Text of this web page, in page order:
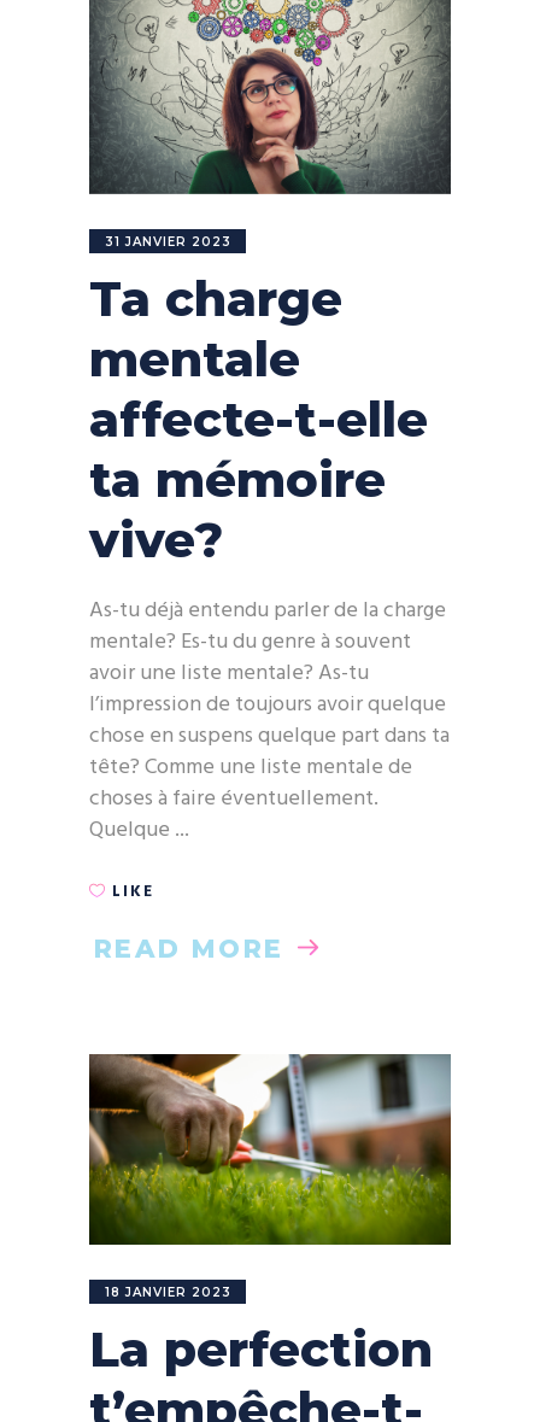
31 JANVIER 2023
Ta charge
mentale
affecte-t-elle
ta mémoire
vive?
As-tu déjà entendu parler de la charge
mentale? Es-tu du genre à souvent
avoir une liste mentale? As-tu
l’impression de toujours avoir quelque
chose en suspens quelque part dans ta
tête? Comme une liste mentale de
choses à faire éventuellement.
Quelque
LIKE
READ MORE
18 JANVIER 2023
La perfection
t’empêche-t-